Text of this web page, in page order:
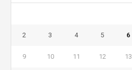
2 3 4 5 6
9 10 11 12 13